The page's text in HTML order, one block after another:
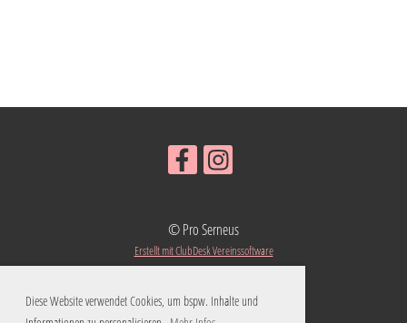
Diese Website verwendet Cookies, um bspw. Inhalte und
© Pro Serneus
Erstellt mit ClubDesk Vereinssoftware